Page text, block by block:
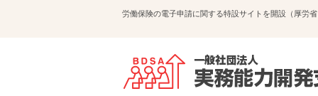
労働保険の電子申請に関する特設サイトを開設（厚労